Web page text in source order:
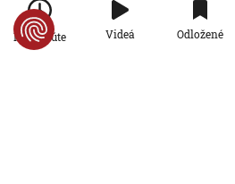
Na kúpalisku v Diakovciach malo
zdravotné ťažkosti 16 ľudí, osem ich
skončilo v nemocnici
Po minúte Videá Odložené